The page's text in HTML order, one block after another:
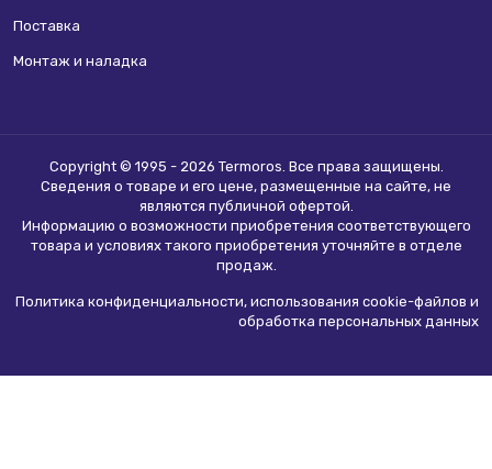
Поставка
Монтаж и наладка
Copyright © 1995 - 2026 Termoros. Все права защищены.
Сведения о товаре и его цене, размещенные на сайте, не
являются публичной офертой.
Информацию о возможности приобретения соответствующего
товара и условиях такого приобретения уточняйте в отделе
продаж.
Политика конфиденциальности, использования сookie-файлов и
обработка персональных данных